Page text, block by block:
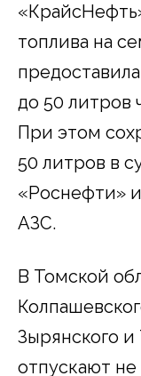
топлива на
до 50 литров
При этом
50 литров в
«Роснефти»
АЗС.
В Томской
Зырянского и
отпускают